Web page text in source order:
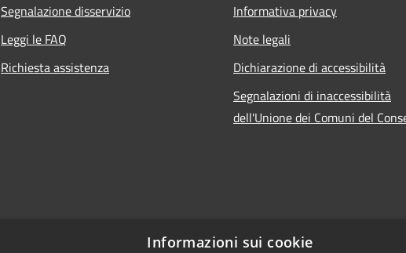
Segnalazione disservizio
Leggi le FAQ
Richiesta assistenza
Informativa privacy
Note legali
Dichiarazione di accessibilità
Segnalazioni di inaccessibilità
dell'Unione dei Comuni del
Informazioni sui cookie